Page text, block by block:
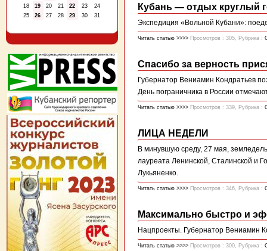
18
19 20 21 22 23
24
25
26 27 28 29 30 31
Кубань — отдых круглый
Экспедиция «Вольной Кубани»:
Читать статью >>>> Просмотров : 305, Рубрика :
Спасибо за верность
Губернатор Вениамин Кондратьев
День пограничника в России
Читать статью >>>> Просмотров : 339, Рубрика :
ЛИЦА НЕДЕЛИ
В минувшую среду, 27 мая,
лауреата Ленинской, Сталинской и
Лукьяненко.
Читать статью >>>> Просмотров : 346, Рубрика :
Максимально быстро и
Нацпроекты. Губернатор Вениамин
Читать статью >>>> Просмотров : 300, Рубрика :